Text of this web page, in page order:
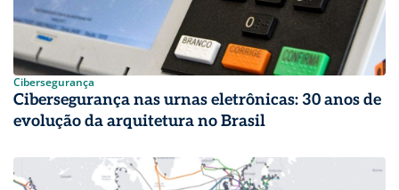
Cibersegurança
Cibersegurança nas urnas eletrônicas: 30 anos de
evolução da arquitetura no Brasil